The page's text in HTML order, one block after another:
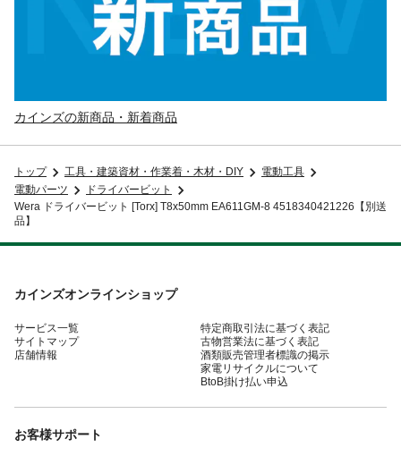
カインズの新商品・新着商品
トップ 工具・建築資材・作業着・木材・DIY
電動工具
電動パーツ
ドライバービット
Wera ドライバービット [Torx] T8x50mm EA611GM-8 4518340421226【別送
品】
カインズオンラインショップ
サービス一覧
サイトマップ
店舗情報
特定商取引法に基づく表記
古物営業法に基づく表記
酒類販売管理者標識の掲示
家電リサイクルについて
BtoB掛け払い申込
お客様サポート